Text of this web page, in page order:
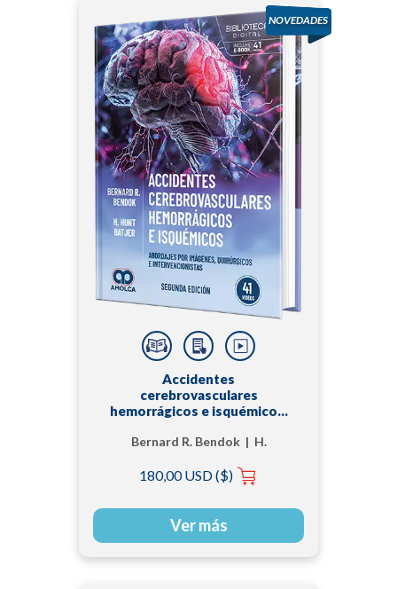
Accidentes
cerebrovasculares
hemorrágicos e isquémicos.
quirúrgicos e
Bernard R. Bendok | H.
180,00 USD ($)
Ver más